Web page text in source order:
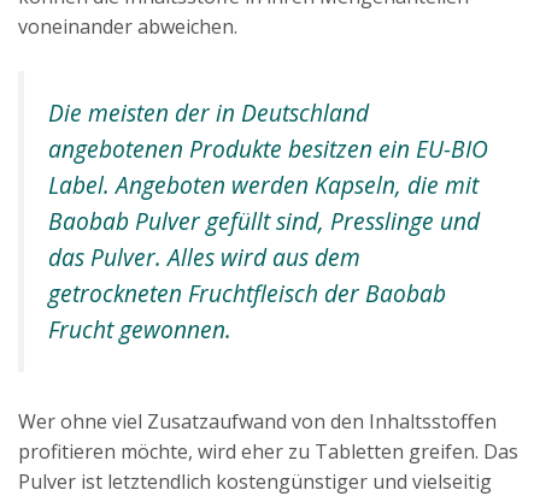
voneinander abweichen.
Die meisten der in Deutschland
angebotenen Produkte besitzen ein EU-BIO
Label. Angeboten werden Kapseln, die mit
Baobab Pulver gefüllt sind, Presslinge und
das Pulver. Alles wird aus dem
getrockneten Fruchtfleisch der Baobab
Frucht gewonnen.
Wer ohne viel Zusatzaufwand von den Inhaltsstoffen
profitieren möchte, wird eher zu Tabletten greifen. Das
Pulver ist letztendlich kostengünstiger und vielseitig